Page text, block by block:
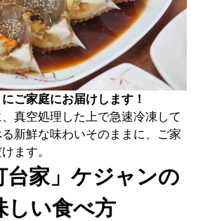
ご家庭にお届けします！
真空処理した上で急速冷凍して
新鮮な味わいそのままに、ご家
ます。
台家」ケジャンの
しい食べ方